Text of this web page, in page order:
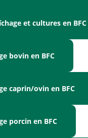
et cultures en BFC
bovin en BFC
caprin/ovin en BFC
porcin en BFC